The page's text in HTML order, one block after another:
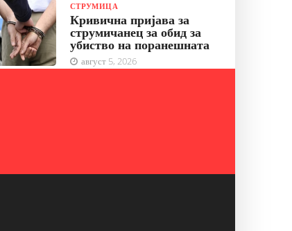
СТРУМИЦА
Кривична пријава за
струмичанец за обид за
убиство на поранешната
август 5, 2026